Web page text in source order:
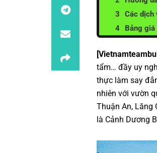
Các dịch
Bảng giá
tẩm… đầy uy
thực làm say
nhiên với vườn
Thuận An, Lăng
là Cảnh Dương